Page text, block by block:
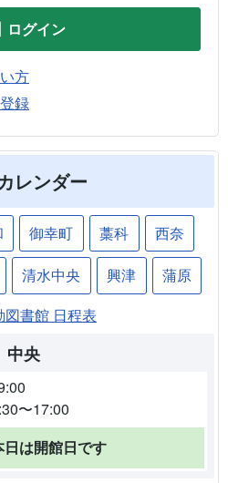
ログイン
方
録
レンダー
御幸町 藁科 西奈
清水中央 興津
蒲原
図書館 日程表
中央
〜17:00
日は開館日です